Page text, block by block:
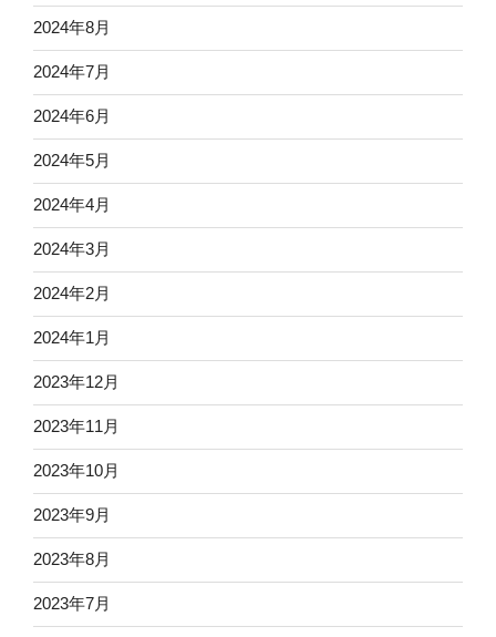
2024年8月
2024年7月
2024年6月
2024年5月
2024年4月
2024年3月
2024年2月
2024年1月
2023年12月
2023年11月
2023年10月
2023年9月
2023年8月
2023年7月